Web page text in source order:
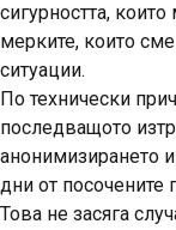
сигурността,
мерките, които
ситуации.
По технически
последващото
анонимизирането
дни от посочените
Това не засяга